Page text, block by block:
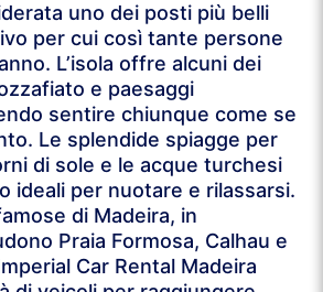
uno dei posti più belli
per cui così tante persone
L’isola offre alcuni dei
e paesaggi
sentire chiunque come se
Le splendide spiagge per
di sole e le acque turchesi
ideali per nuotare e rilassarsi.
di Madeira, in
Praia Formosa, Calhau e
Car Rental Madeira